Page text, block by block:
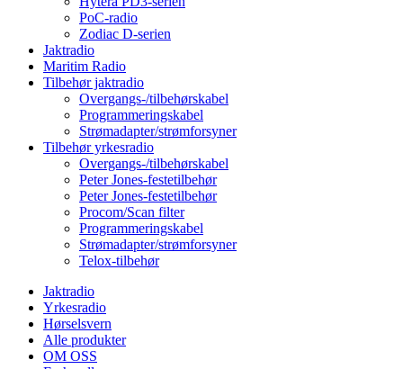
PoC-radio
Zodiac D-serien
Jaktradio
Maritim Radio
Tilbehør jaktradio
Overgangs-/tilbehørskabel
Programmeringskabel
Strømadapter/strømforsyner
Tilbehør yrkesradio
Overgangs-/tilbehørskabel
Peter Jones-festetilbehør
Peter Jones-festetilbehør
Procom/Scan filter
Programmeringskabel
Strømadapter/strømforsyner
Telox-tilbehør
Jaktradio
Yrkesradio
Hørselsvern
Alle produkter
OM OSS